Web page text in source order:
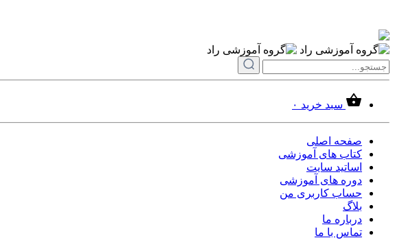
سبد خرید ۰
صفحه اصلی
کتاب های آموزشی
اساتید سایت
دوره های آموزشی
حساب کاربری من
بلاگ
درباره ما
تماس با ما